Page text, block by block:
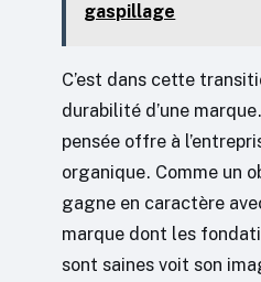
gaspillage
C’est dans cette
durabilité d’une
pensée offre à
organique. Comme un
gagne en caractère
marque dont les
sont saines voit son